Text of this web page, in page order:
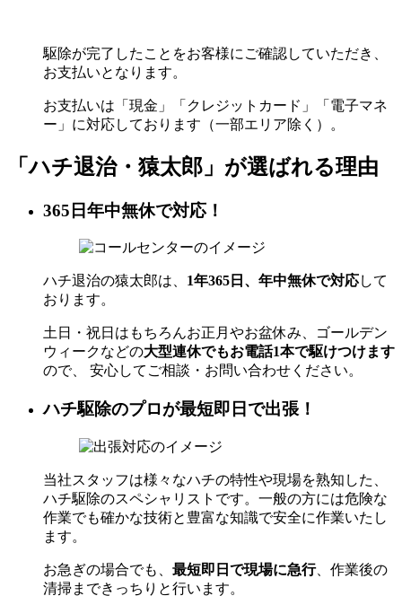
駆除が完了したことをお客様にご確認していただき、
お支払いとなります。
お支払いは「現金」「クレジットカード」「電子マネ
ー」に対応しております（一部エリア除く）。
「ハチ退治・猿太郎」が選ばれる理由
365日年中無休で対応！
ハチ退治の猿太郎は、 1年365日、年中無休で対応して
おります。
土日・祝日はもちろんお正月やお盆休み、ゴールデン
ウィークなどの大型連休でもお電話1本で駆けつけます
ので、 安心してご相談・お問い合わせください。
ハチ駆除のプロが最短即日で出張！
当社スタッフは様々なハチの特性や現場を熟知した、
ハチ駆除のスペシャリストです。一般の方には危険な
作業でも確かな技術と豊富な知識で安全に作業いたし
ます。
お急ぎの場合でも、 最短即日で現場に急行、作業後の
清掃まできっちりと行います。